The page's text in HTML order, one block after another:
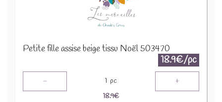
Petite fille assise beige tissu Noël 503470
18.9€/pc
- 1 pc +
18.9€